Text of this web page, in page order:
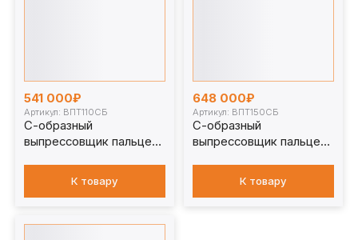
541 000₽
Артикул: ВПТ110СБ
С-образный
выпрессовщик пальцев
ВПТ110СБ
К товару
648 000₽
Артикул: ВПТ150СБ
С-образный
выпрессовщик пальцев
ВПТ150СБ
К товару